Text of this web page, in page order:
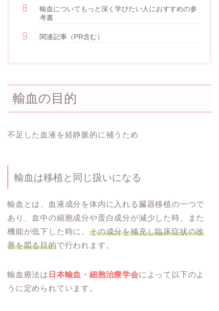
輸血についてもっと深く学びたい人におすすめの参
考書
関連記事（PR含む）
輸血の目的
不足した血液を経静脈的に補うため
輸血は移植と同じ扱いになる
輸血とは、血液成分を体内に入れる臓器移植の一つで
あり、血中の細胞成分や蛋白成分が減少した時、また
機能が低下した時に、 その成分を補充し臨床症状の改
善を図る目的で行われます。
輸血療法は 日本輸血・細胞治療学会によって以下のよ
うに定められています。